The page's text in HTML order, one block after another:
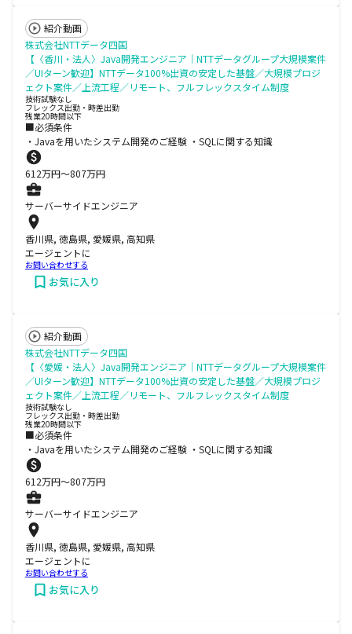
紹介動画
株式会社NTTデータ四国
【〈香川・法人〉Java開発エンジニア│NTTデータグループ大規模案件
／UIターン歓迎】NTTデータ100%出資の安定した基盤／大規模プロジ
ェクト案件／上流工程／リモート、フルフレックスタイム制度
技術試験なし
フレックス出勤・時差出勤
残業20時間以下
■必須条件
・Javaを用いたシステム開発のご経験 ・SQLに関する知識
612万円〜807万円
サーバーサイドエンジニア
香川県, 徳島県, 愛媛県, 高知県
エージェントに
お問い合わせする
お気に入り
紹介動画
株式会社NTTデータ四国
【〈愛媛・法人〉Java開発エンジニア│NTTデータグループ大規模案件
／UIターン歓迎】NTTデータ100%出資の安定した基盤／大規模プロジ
ェクト案件／上流工程／リモート、フルフレックスタイム制度
技術試験なし
フレックス出勤・時差出勤
残業20時間以下
■必須条件
・Javaを用いたシステム開発のご経験 ・SQLに関する知識
612万円〜807万円
サーバーサイドエンジニア
香川県, 徳島県, 愛媛県, 高知県
エージェントに
お問い合わせする
お気に入り